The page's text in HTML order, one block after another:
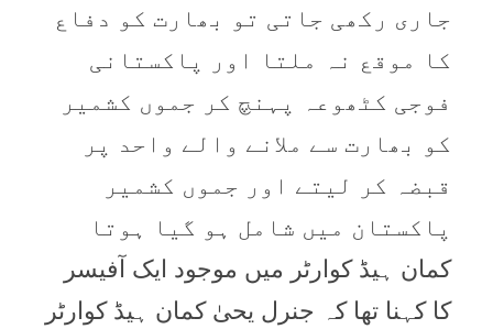
جاری رکھی جاتی تو بھارت کو دفاع
کا موقع نہ ملتا اور پاکستانی
فوجی کٹھوعہ پہنچ کر جموں کشمیر
کو بھارت سے ملانے والے واحد پر
قبضہ کر لیتے اور جموں کشمیر
پاکستان میں شامل ہو گیا ہوتا
کمان ہیڈ کوارٹر میں موجود ایک آفیسر
کا کہنا تھا کہ جنرل یحیٰ کمان ہیڈ کوارٹر